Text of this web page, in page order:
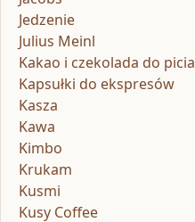
Jedzenie
Julius Meinl
Kakao i czekolada do picia
Kapsułki do ekspresów
Kasza
Kawa
Kimbo
Krukam
Kusmi
Kusy Coffee